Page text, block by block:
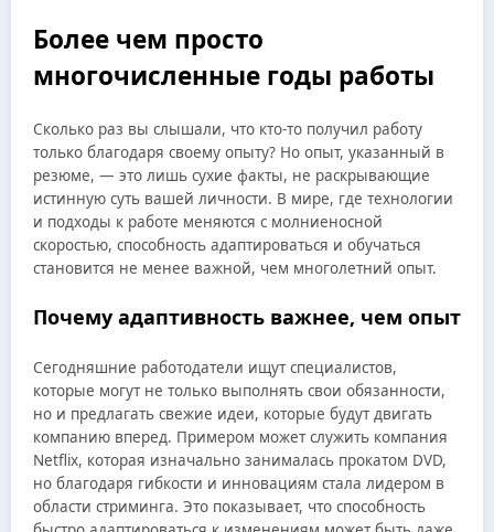
Более чем просто
многочисленные годы работы
Сколько раз вы слышали, что кто-то получил работу
только благодаря своему опыту? Но опыт, указанный в
резюме, — это лишь сухие факты, не раскрывающие
истинную суть вашей личности. В мире, где технологии
и подходы к работе меняются с молниеносной
скоростью, способность адаптироваться и обучаться
становится не менее важной, чем многолетний опыт.
Почему адаптивность важнее, чем опыт
Сегодняшние работодатели ищут специалистов,
которые могут не только выполнять свои обязанности,
но и предлагать свежие идеи, которые будут двигать
компанию вперед. Примером может служить компания
Netflix, которая изначально занималась прокатом DVD,
но благодаря гибкости и инновациям стала лидером в
области стриминга. Это показывает, что способность